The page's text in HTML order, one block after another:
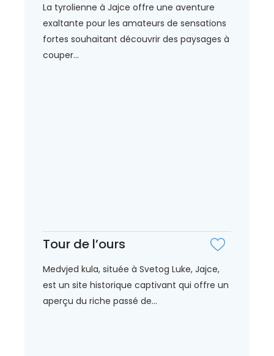
La tyrolienne à Jajce offre une aventure
exaltante pour les amateurs de sensations
fortes souhaitant découvrir des paysages à
couper...
Tour de l’ours
Medvjed kula, située à Svetog Luke, Jajce,
est un site historique captivant qui offre un
aperçu du riche passé de...